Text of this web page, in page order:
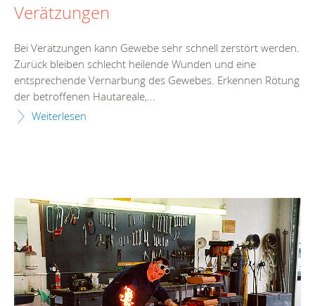
Verätzungen
Bei Verätzungen kann Gewebe sehr schnell zerstört werden.
Zurück bleiben schlecht heilende Wunden und eine
entsprechende Vernarbung des Gewebes. Erkennen Rötung
der betroffenen Hautareale,...
Weiterlesen